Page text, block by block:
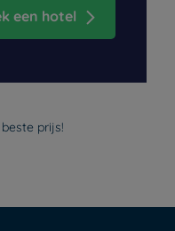
een hotel
prijs!